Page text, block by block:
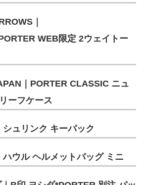
｜
WEB限定 2ウェイトー
｜PORTER CLASSIC ニュ
ーフケース
ュリンク キーパック
ウル ヘルメットバッグ ミニ